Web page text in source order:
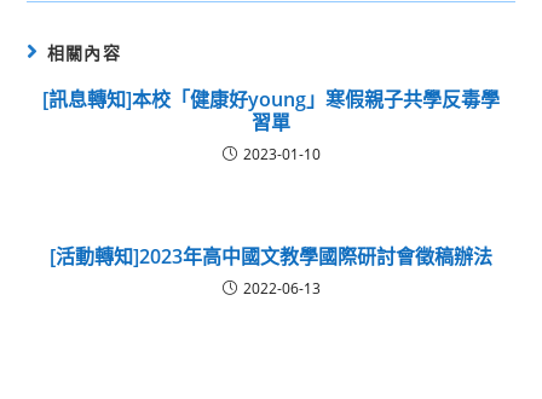
相關內容
[訊息轉知]本校「健康好young」寒假親子共學反毒學
習單
2023-01-10
[活動轉知]2023年高中國文教學國際研討會徵稿辦法
2022-06-13